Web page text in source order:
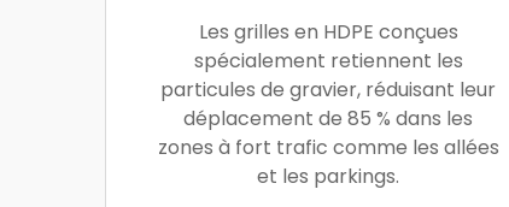
Les grilles en HDPE conçues
spécialement retiennent les
particules de gravier, réduisant leur
déplacement de 85 % dans les
zones à fort trafic comme les allées
et les parkings.